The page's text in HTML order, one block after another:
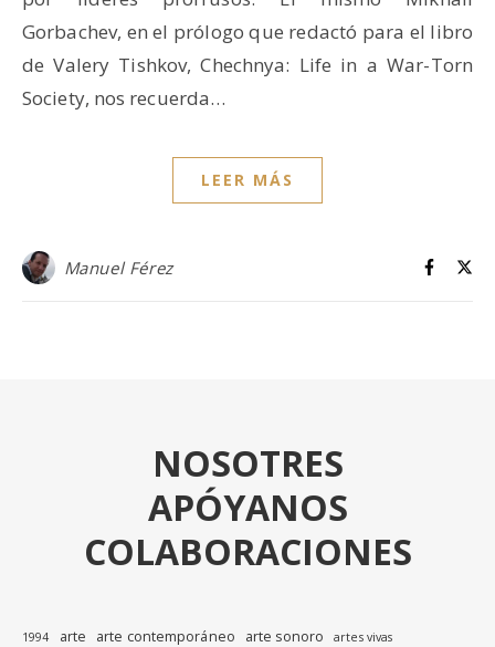
Gorbachev, en el prólogo que redactó para el libro
de Valery Tishkov, Chechnya: Life in a War-Torn
Society, nos recuerda…
LEER MÁS
Manuel Férez
NOSOTRES
APÓYANOS
COLABORACIONES
1994 arte arte contemporáneo arte sonoro artes vivas